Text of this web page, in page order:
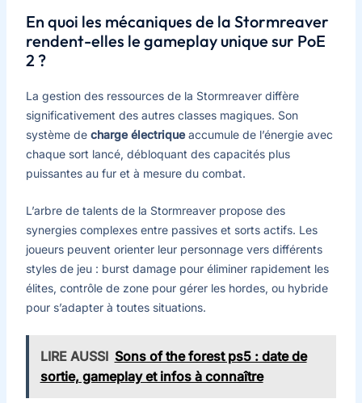
En quoi les mécaniques de la Stormreaver
rendent-elles le gameplay unique sur PoE
2 ?
La gestion des ressources de la Stormreaver diffère
significativement des autres classes magiques. Son
système de charge électriqueaccumule de l’énergie avec
chaque sort lancé, débloquant des capacités plus
puissantes au fur et à mesure du combat.
L’arbre de talents de la Stormreaver propose des
synergies complexes entre passives et sorts actifs. Les
joueurs peuvent orienter leur personnage vers différents
styles de jeu : burst damage pour éliminer rapidement les
élites, contrôle de zone pour gérer les hordes, ou hybride
pour s’adapter à toutes situations.
LIRE AUSSI Sons of the forest ps5 : date de
sortie, gameplay et infos à connaître